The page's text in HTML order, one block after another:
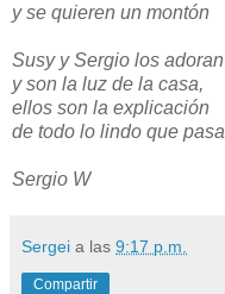
y se quieren un montón
Susy y Sergio los adoran
y son la luz de la casa,
ellos son la explicación
de todo lo lindo que pasa
Sergio W
Sergei a las 9:17 p.m.
Compartir